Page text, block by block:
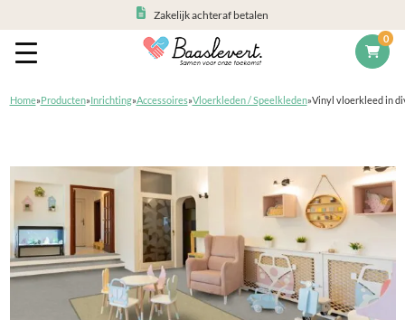
0
Zakelijk achteraf betalen
Home»Producten»Inrichting»Accessoires»Vloerkleden / Speelkleden»Vinyl vloerkleed in